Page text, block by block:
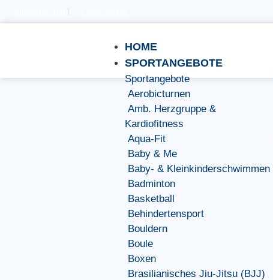
HOME
SPORTANGEBOTE
Sportangebote
Aerobicturnen
Amb. Herzgruppe &
Kardiofitness
Aqua-Fit
Baby & Me
Baby- & Kleinkinderschwimmen
Badminton
Basketball
Behindertensport
Bouldern
Boule
Boxen
Brasilianisches Jiu-Jitsu (BJJ)